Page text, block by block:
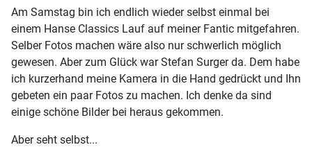
Am Samstag bin ich endlich wieder selbst einmal bei
einem Hanse Classics Lauf auf meiner Fantic mitgefahren.
Selber Fotos machen wäre also nur schwerlich möglich
gewesen. Aber zum Glück war Stefan Surger da. Dem habe
ich kurzerhand meine Kamera in die Hand gedrückt und Ihn
gebeten ein paar Fotos zu machen. Ich denke da sind
einige schöne Bilder bei heraus gekommen.
Aber seht selbst...